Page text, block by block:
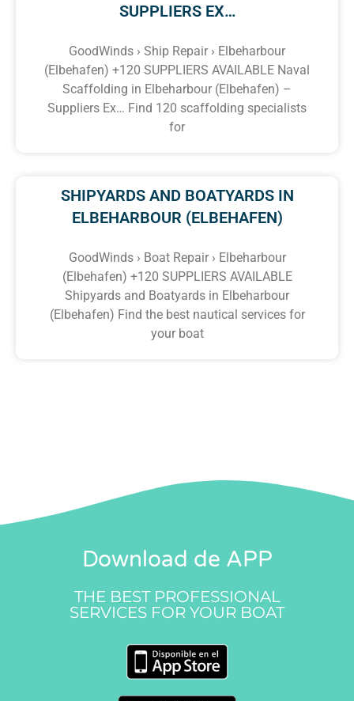
SUPPLIERS EX…
GoodWinds › Ship Repair › Elbeharbour
(Elbehafen) +120 SUPPLIERS AVAILABLE Naval
Scaffolding in Elbeharbour (Elbehafen) –
Suppliers Ex… Find 120 scaffolding specialists
for
SHIPYARDS AND BOATYARDS IN
ELBEHARBOUR (ELBEHAFEN)
GoodWinds › Boat Repair › Elbeharbour
(Elbehafen) +120 SUPPLIERS AVAILABLE
Shipyards and Boatyards in Elbeharbour
(Elbehafen) Find the best nautical services for
your boat
Download de APP
THE BEST PROFESSIONAL
SERVICES FOR YOUR BOAT